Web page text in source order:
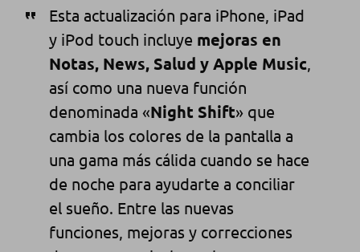
Esta actualización para iPhone, iPad
y iPod touch incluye mejoras en
Notas, News, Salud y Apple Music
así como una nueva función
denominada «Night Shift» que
cambia los colores de la pantalla a
una gama más cálida cuando se hace
de noche para ayudarte a conciliar
el sueño. Entre las nuevas
funciones, mejoras y correcciones